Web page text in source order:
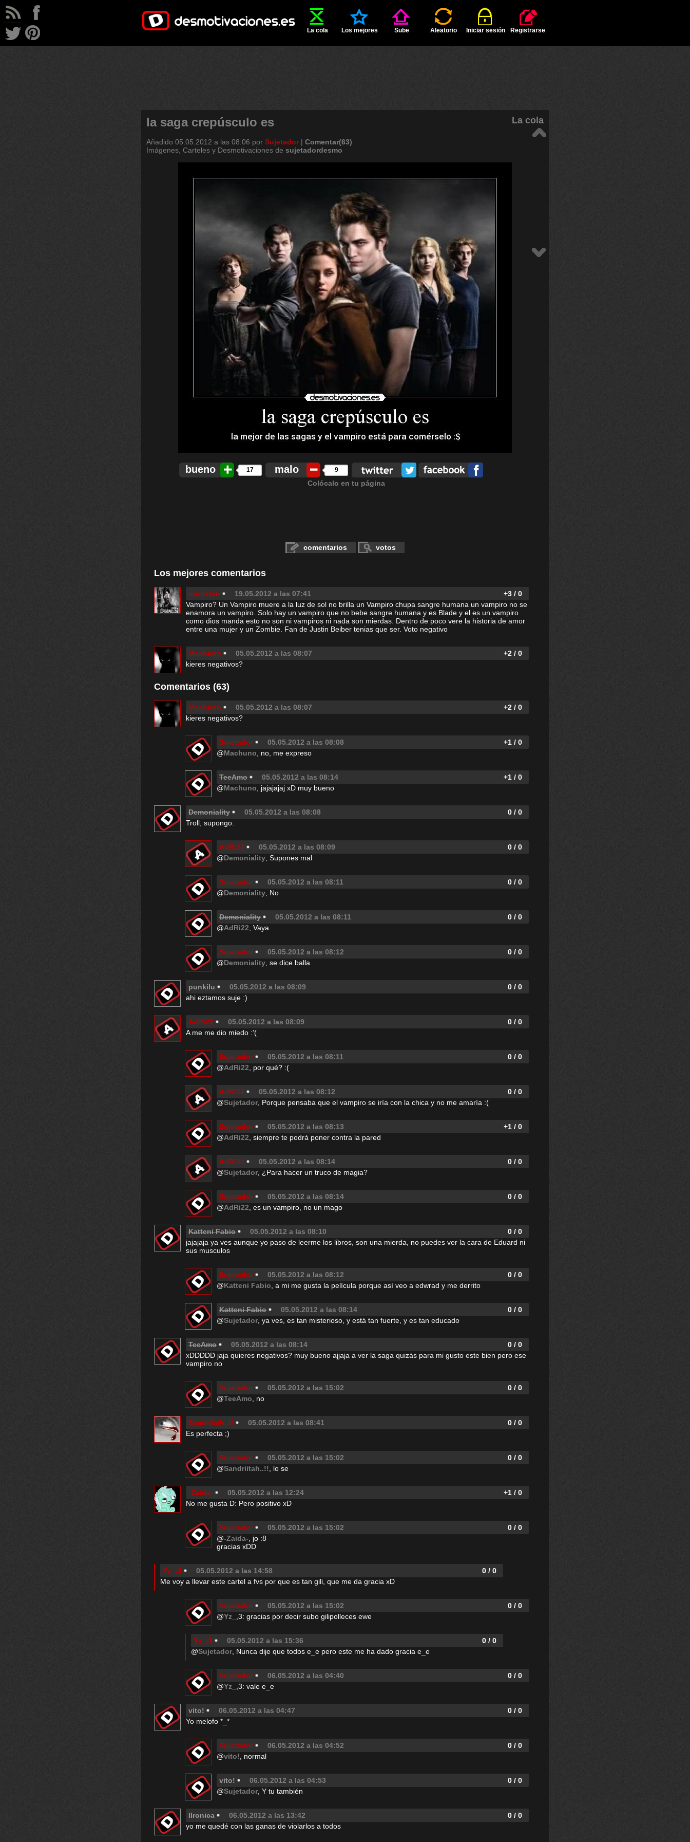
La cola Los mejores Sube Aleatorio Iniciar sesión Registrarse
la saga crepúsculo es La cola
Añadido 05.05.2012 a las 08:06 por Sujetador| Comentar(63)
Imágenes, Carteles y Desmotivaciones de sujetadordesmo
bueno 17 malo 9
Colócalo en tu página
comentarios votos
Los mejores comentarios
norrisfan 19.05.2012 a las 07:41
+3 / 0
Vampiro? Un Vampiro muere a la luz de sol no brilla un Vampiro chupa sangre humana un vampiro no se
enamora un vampiro. Solo hay un vampiro que no bebe sangre humana y es Blade y el es un vampiro
como dios manda esto no son ni vampiros ni nada son mierdas. Dentro de poco vere la historia de amor
entre una mujer y un Zombie. Fan de Justin Beiber tenias que ser. Voto negativo
Machuno 05.05.2012 a las 08:07
+2 / 0
kieres negativos?
Comentarios (63)
Machuno 05.05.2012 a las 08:07
+2 / 0
kieres negativos?
Sujetador 05.05.2012 a las 08:08
+1 / 0
@Machuno , no, me expreso
TeeAmo 05.05.2012 a las 08:14
+1 / 0
@Machuno , jajajajaj xD muy bueno
Demoniality 05.05.2012 a las 08:08
0 / 0
Troll, supongo.
AdRi22 05.05.2012 a las 08:09
0 / 0
@Demoniality , Supones mal
Sujetador 05.05.2012 a las 08:11
0 / 0
@Demoniality , No
Demoniality 05.05.2012 a las 08:11
0 / 0
@AdRi22 , Vaya.
Sujetador 05.05.2012 a las 08:12
0 / 0
@Demoniality , se dice balla
punkilu 05.05.2012 a las 08:09
0 / 0
ahi eztamos suje :)
AdRi22 05.05.2012 a las 08:09
0 / 0
A me me dio miedo :'(
Sujetador 05.05.2012 a las 08:11
0 / 0
@AdRi22 , por qué? :(
AdRi22 05.05.2012 a las 08:12
0 / 0
@Sujetador , Porque pensaba que el vampiro se iría con la chica y no me amaría :(
Sujetador 05.05.2012 a las 08:13
+1 / 0
@AdRi22 , siempre te podrá poner contra la pared
AdRi22 05.05.2012 a las 08:14
0 / 0
@Sujetador , ¿Para hacer un truco de magia?
Sujetador 05.05.2012 a las 08:14
0 / 0
@AdRi22 , es un vampiro, no un mago
Katteni Fabio 05.05.2012 a las 08:10
0 / 0
jajajaja ya ves aunque yo paso de leerme los libros, son una mierda, no puedes ver la cara de Eduard ni
sus musculos
Sujetador 05.05.2012 a las 08:12
0 / 0
@Katteni Fabio , a mi me gusta la película porque así veo a edwrad y me derrito
Katteni Fabio 05.05.2012 a las 08:14
0 / 0
@Sujetador , ya ves, es tan misterioso, y está tan fuerte, y es tan educado
TeeAmo 05.05.2012 a las 08:14
0 / 0
xDDDDD jaja quieres negativos? muy bueno ajjaja a ver la saga quizás para mi gusto este bien pero ese
vampiro no
Sujetador 05.05.2012 a las 15:02
0 / 0
@TeeAmo , no
Sandriitah..!! 05.05.2012 a las 08:41
0 / 0
Es perfecta ;)
Sujetador 05.05.2012 a las 15:02
0 / 0
@Sandriitah..!! , lo se
-Zaida- 05.05.2012 a las 12:24
+1 / 0
No me gusta D: Pero positivo xD
Sujetador 05.05.2012 a las 15:02
0 / 0
@-Zaida- , jo :8
gracias xDD
Yz_:3 05.05.2012 a las 14:58
0 / 0
Me voy a llevar este cartel a fvs por que es tan gili, que me da gracia xD
Sujetador 05.05.2012 a las 15:02
0 / 0
@Yz_ ,3: gracias por decir subo gilipolleces ewe
Yz_:3 05.05.2012 a las 15:36
0 / 0
@Sujetador , Nunca dije que todos e_e pero este me ha dado gracia e_e
Sujetador 06.05.2012 a las 04:40
0 / 0
@Yz_ ,3: vale e_e
vito! 06.05.2012 a las 04:47
0 / 0
Yo melofo *_*
Sujetador 06.05.2012 a las 04:52
0 / 0
@vito! , normal
vito! 06.05.2012 a las 04:53
0 / 0
@Sujetador , Y tu también
IIronica 06.05.2012 a las 13:42
0 / 0
yo me quedé con las ganas de violarlos a todos